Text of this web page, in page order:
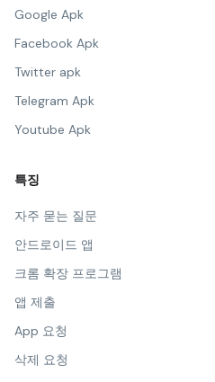
Google Apk
Facebook Apk
Twitter apk
Telegram Apk
Youtube Apk
특징
자주 묻는 질문
안드로이드 앱
크롬 확장 프로그램
앱 제출
App 요청
삭제 요청